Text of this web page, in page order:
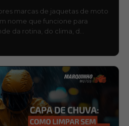
marcas de jaquetas de moto
nome que funcione para
da rotina, do clima, d…